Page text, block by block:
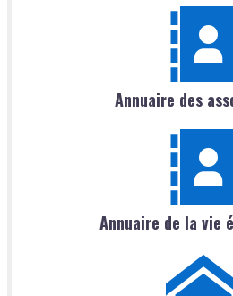
Annuaire des
Annuaire de la vie